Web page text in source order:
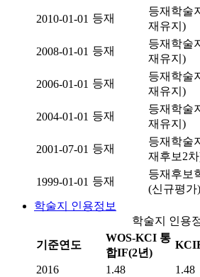
2010-01-01 등재
등재학술
재유지)
2008-01-01 등재
등재학술
재유지)
2006-01-01 등재
등재학술
재유지)
2004-01-01 등재
등재학술
재유지)
2001-07-01 등재
등재학술
재후보2
1999-01-01 등재
등재후보
(신규평가)
학술지 인용정보
학술지 인용
기준연도
WOS-KCI 통
합IF(2년)
2016 1.48 1.48